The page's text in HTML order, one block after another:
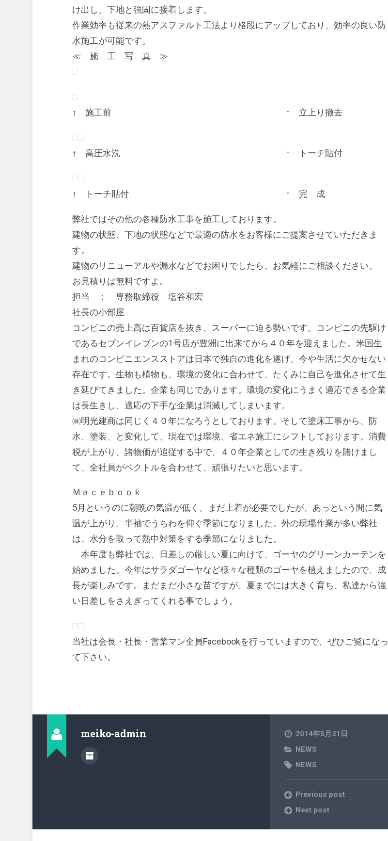
け出し、下地と強固に接着します。
作業効率も従来の熱アスファルト工法より格段にアップしており、効率の良い防
水施工が可能です。
≪ 施 工 写 真 ≫
↑ 施工前 ↑ 立上り撤去
↑ 高圧水洗 ↑ トーチ貼付
↑ トーチ貼付 ↑ 完 成
弊社ではその他の各種防水工事を施工しております。
建物の状態、下地の状態などで最適の防水をお客様にご提案させていただきま
す。
建物のリニューアルや漏水などでお困りでしたら、お気軽にご相談ください。
お見積りは無料ですよ。
担当 ： 専務取締役 塩谷和宏
社長の小部屋
コンビニの売上高は百貨店を抜き、スーパーに迫る勢いです。コンビニの先駆け
であるセブンイレブンの1号店が豊洲に出来てから４０年を迎えました。米国生
まれのコンビニエンスストアは日本で独自の進化を遂げ、今や生活に欠かせない
存在です。生物も植物も、環境の変化に合わせて、たくみに自己を進化させて生
き延びてきました。企業も同じであります。環境の変化にうまく適応できる企業
は長生きし、適応の下手な企業は消滅してしまいます。
㈱明光建商は同じく４０年になろうとしております。そして塗床工事から、防
水、塗装、と変化して、現在では環境、省エネ施工にシフトしております。消費
税が上がり、諸物価が追従する中で、４０年企業としての生き残りを賭けまし
て、全社員がベクトルを合わせて、頑張りたいと思います。
Ｍａｃｅｂｏｏｋ
5月というのに朝晩の気温が低く、まだ上着が必要でしたが、あっという間に気
温が上がり、半袖でうちわを仰ぐ季節になりました。外の現場作業が多い弊社
は、水分を取って熱中対策をする季節になりました。
本年度も弊社では、日差しの厳しい夏に向けて、ゴーヤのグリーンカーテンを
始めました。今年はサラダゴーヤなど様々な種類のゴーヤを植えましたので、成
長が楽しみです。まだまだ小さな苗ですが、夏までには大きく育ち、私達から強
い日差しをさえぎってくれる事でしょう。
当社は会長・社長・営業マン全員Facebookを行っていますので、ぜひご覧になっ
て下さい。
meiko-admin
2014年5月31日
NEWS
NEWS
Previous post
Next post